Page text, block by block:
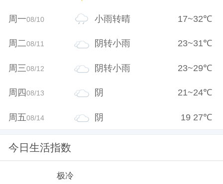
周一08/10 小雨转晴 17~32℃
周二08/11 阴转小雨 23~31℃
周三08/12 阴转小雨 23~29℃
周四08/13 阴 21~24℃
周五08/14 阴 19 27℃
今日生活指数
极冷